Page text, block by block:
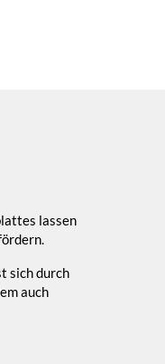
lassen
sich durch
auch